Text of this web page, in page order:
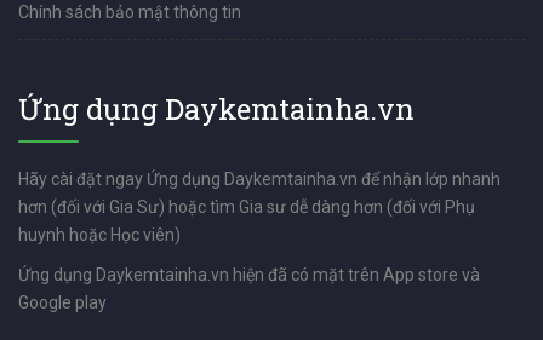
Chính sách bảo mật thông tin
Ứng dụng Daykemtainha.vn
Hãy cài đặt ngay Ứng dụng Daykemtainha.vn để nhận lớp nhanh
hơn (đối với Gia Sư) hoặc tìm Gia sư dễ dàng hơn (đối với Phụ
huynh hoặc Học viên)
Ứng dụng Daykemtainha.vn hiện đã có mặt trên App store và
Google play